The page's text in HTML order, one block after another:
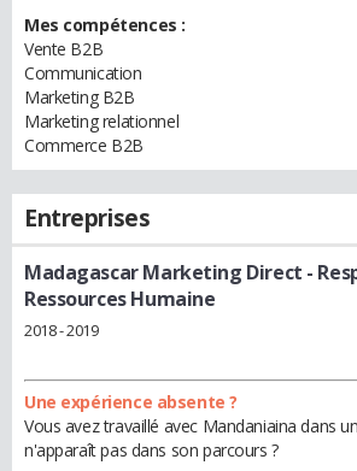
Mes compétences :
Vente B2B
Communication
Marketing B2B
Marketing relationnel
Commerce B2B
Entreprises
Madagascar Marketing Direct -
Ressources Humaine
2018 - 2019
Une expérience absente ?
Vous avez travaillé avec Mandaniaina dans
n'apparaît pas dans son parcours ?